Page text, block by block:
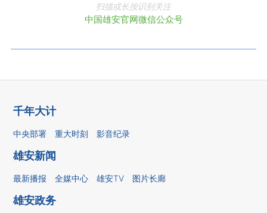
扫描或长按识别关注
中国雄安官网微信公众号
千年大计
中央部署 重大时刻 影音纪录
雄安新闻
最新播报 全媒中心 雄安TV 图片长廊
雄安政务